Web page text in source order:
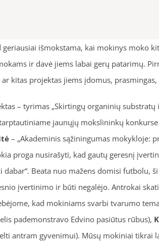
išmokstama, kai mokinys moko
ir davė jiems labai gerų patarimų.
kitas projektas jiems įdomus,
– tyrimas „Skirtingų organinių
jaunųjų mokslininkų
– „Akademinis sąžiningumas mokykloje:
proga nusirašyti, kad gautų geresnį
dabar“. Beata nuo mažens domisi
įvertinimo ir būti negalėjo. Antrokai
kad mokiniams svarbi tvarumo
pademonstravo Edvino pasiūtus rūbus),
antram gyvenimui). Mūsų mokiniai tikrai